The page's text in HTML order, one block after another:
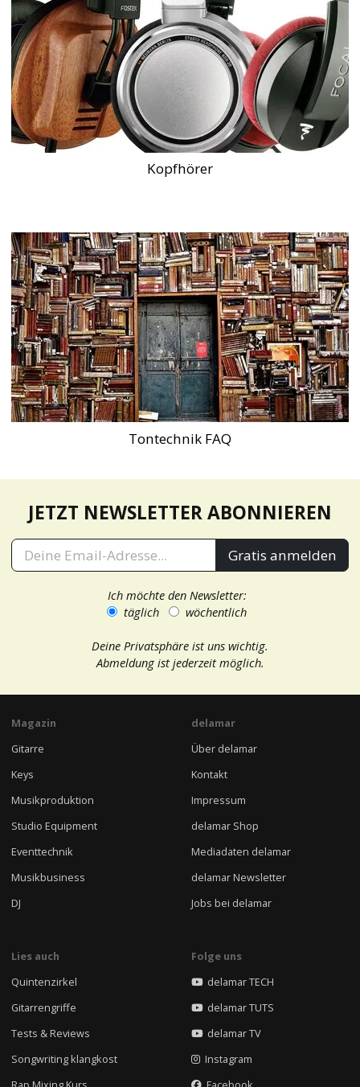
Kopfhörer
Tontechnik FAQ
JETZT NEWSLETTER ABONNIEREN
Gratis anmelden
Ich möchte den Newsletter:
täglich
wöchentlich
Deine Privatsphäre ist uns wichtig.
Abmeldung ist jederzeit möglich.
Magazin
Gitarre
Keys
Musikproduktion
Studio Equipment
Eventtechnik
Musikbusiness
DJ
delamar
Über delamar
Kontakt
Impressum
delamar Shop
Mediadaten delamar
delamar Newsletter
Jobs bei delamar
Lies auch
Quintenzirkel
Gitarrengriffe
Tests & Reviews
Songwriting klangkost
Folge uns
delamar TECH
delamar TUTS
delamar TV
Instagram